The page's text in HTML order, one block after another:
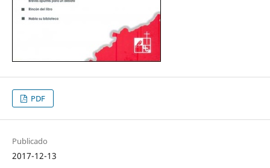
PDF
Publicado
2017-12-13